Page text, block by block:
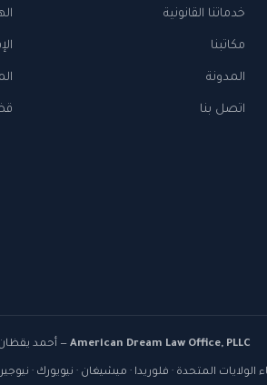
خدماتنا القانونية
مكاتبنا
المدونة
اتصل بنا
American Dream Law Office, PLLC — أحمد
الولايات المتحدة · فلوريدا · ميشيغان · نيويورك ·